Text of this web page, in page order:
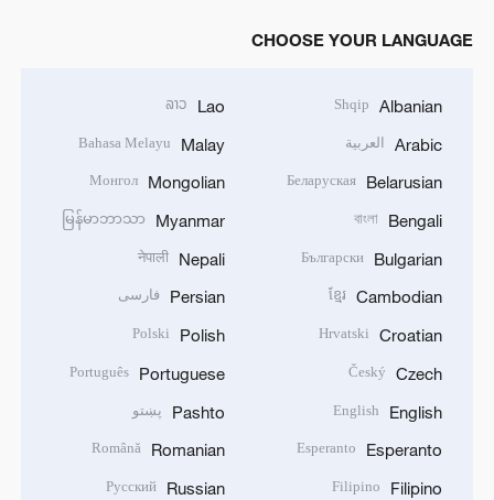
CHOOSE YOUR LANGUAGE
Albanian
Shqip
Arabic العربية
Belarusian
Беларуская
Bengali
বাংলা
Bulgarian
Български
Cambodian
ខ្មែរ
Croatian
Hrvatski
Czech
Český
English
English
Esperanto
Esperanto
Filipino
Filipino
Lao
ລາວ
Malay
Bahasa Melayu
Mongolian
Монгол
Myanmar
မြန်မာဘာသာ
Nepali
नेपाली
Persian فارسی
Polish
Polski
Portuguese
Português
Pashto پښتو
Romanian
Română
Russian
Русский